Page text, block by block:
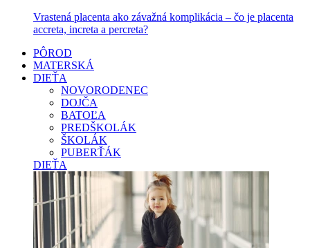
Vrastená placenta ako závažná komplikácia – čo je placenta
accreta, increta a percreta?
PÔROD
MATERSKÁ
DIEŤA
NOVORODENEC
DOJČA
BATOĽA
PREDŠKOLÁK
ŠKOLÁK
PUBERŤÁK
DIEŤA